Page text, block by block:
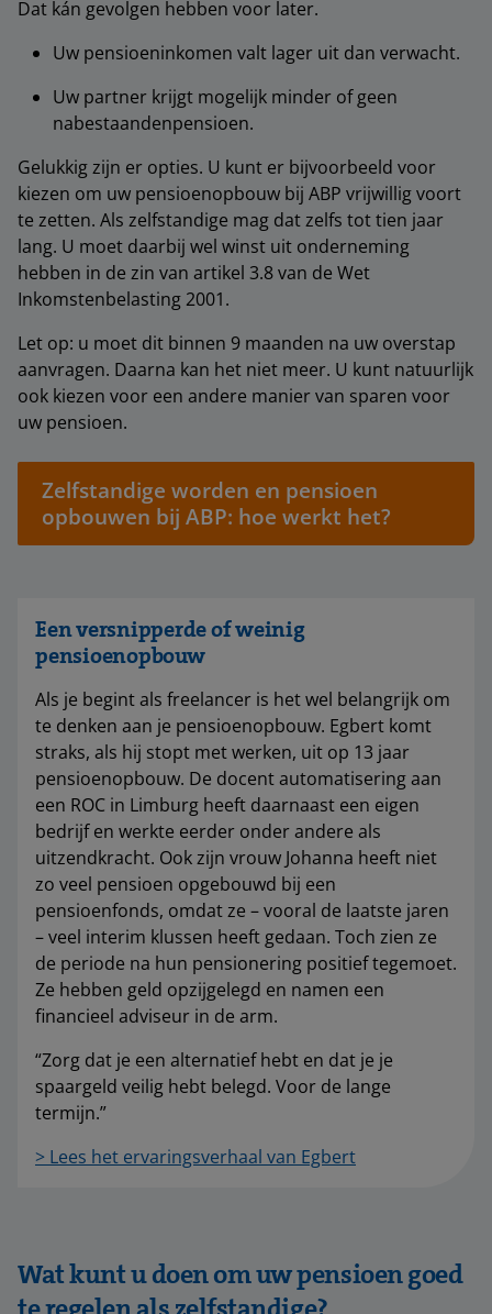
Dat kán gevolgen hebben voor later.
Uw pensioeninkomen valt lager uit dan verwacht.
Uw partner krijgt mogelijk minder of geen
nabestaandenpensioen.
Gelukkig zijn er opties. U kunt er bijvoorbeeld voor
kiezen om uw pensioenopbouw bij ABP vrijwillig voort
te zetten. Als zelfstandige mag dat zelfs tot tien jaar
lang. U moet daarbij wel winst uit onderneming
hebben in de zin van artikel 3.8 van de Wet
Inkomstenbelasting 2001.
Let op: u moet dit binnen 9 maanden na uw overstap
aanvragen. Daarna kan het niet meer. U kunt natuurlijk
ook kiezen voor een andere manier van sparen voor
uw pensioen.
Zelfstandige worden en pensioen
opbouwen bij ABP: hoe werkt het?
Een versnipperde of weinig
pensioenopbouw
Als je begint als freelancer is het wel belangrijk om
te denken aan je pensioenopbouw. Egbert komt
straks, als hij stopt met werken, uit op 13 jaar
pensioenopbouw. De docent automatisering aan
een ROC in Limburg heeft daarnaast een eigen
bedrijf en werkte eerder onder andere als
uitzendkracht. Ook zijn vrouw Johanna heeft niet
zo veel pensioen opgebouwd bij een
pensioenfonds, omdat ze – vooral de laatste jaren
– veel interim klussen heeft gedaan. Toch zien ze
de periode na hun pensionering positief tegemoet.
Ze hebben geld opzijgelegd en namen een
financieel adviseur in de arm.
“Zorg dat je een alternatief hebt en dat je je
spaargeld veilig hebt belegd. Voor de lange
termijn.”
> Lees het ervaringsverhaal van Egbert
Wat kunt u doen om uw pensioen goed